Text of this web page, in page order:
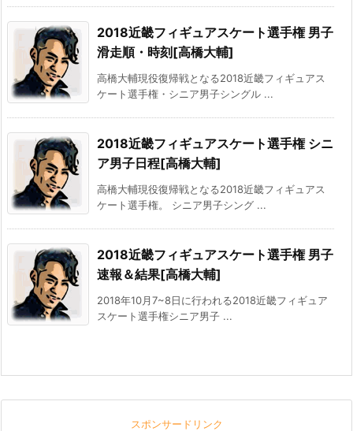
2018近畿フィギュアスケート選手権 男子
滑走順・時刻[高橋大輔]
高橋大輔現役復帰戦となる2018近畿フィギュアス
ケート選手権・シニア男子シングル ...
2018近畿フィギュアスケート選手権 シニ
ア男子日程[高橋大輔]
高橋大輔現役復帰戦となる2018近畿フィギュアス
ケート選手権。 シニア男子シング ...
2018近畿フィギュアスケート選手権 男子
速報＆結果[高橋大輔]
2018年10月7~8日に行われる2018近畿フィギュア
スケート選手権シニア男子 ...
スポンサードリンク